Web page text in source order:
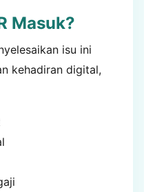
Masuk?
isu ini
kehadiran digital,